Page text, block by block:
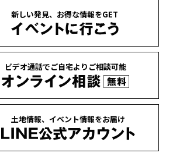
新しい発見、 お得な情報をGET
ビデオ通話でご自宅より ご相談可能
土地情報、 イベント情報をお届け